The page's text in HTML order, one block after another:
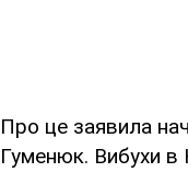
Про це заявила
Гуменюк. Вибухи в